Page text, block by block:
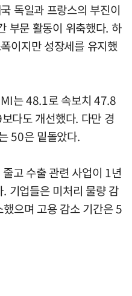
독일과 프랑스의 부진이
부문 활동이 위축했다. 하
이지만 성장세를 유지했
는 48.1로 속보치 47.8
다도 개선했다. 다만 경
50은 밑돌았다.
고 수출 관련 사업이 1년
기업들은 미처리 물량 감
으며 고용 감소 기간은 5